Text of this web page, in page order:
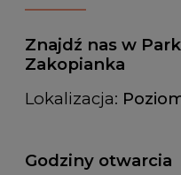
Znajdź nas w
Zakopianka
Lokalizacja:
Godziny otwarcia